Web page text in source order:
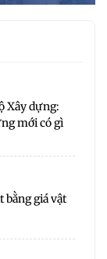
Xây dựng:
mới có gì
bằng giá vật